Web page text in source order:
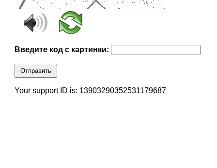
Введите код с картинки:
Отправить
Your support ID is: 13903290352531179687